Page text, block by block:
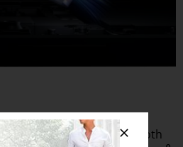
လုပ်ချိန်မှာ ပိုမို Smooth